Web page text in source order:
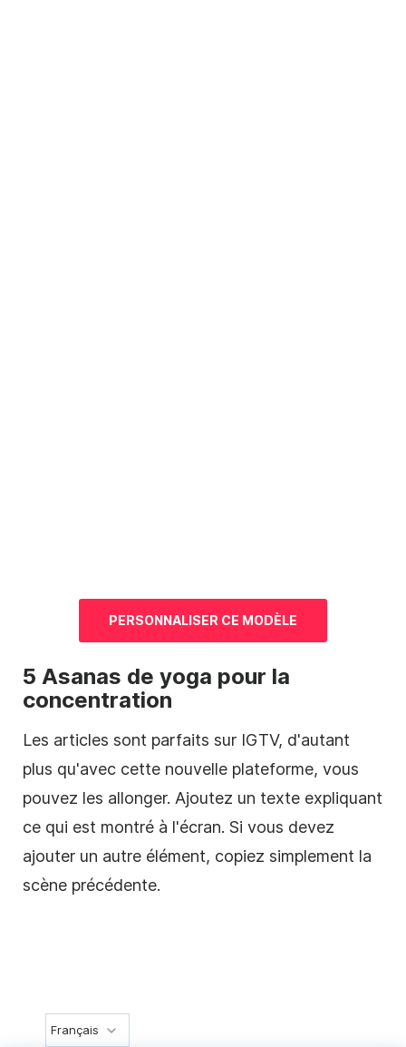
PERSONNALISER CE MODÈLE
5 Asanas de yoga pour la
concentration
Les articles sont parfaits sur IGTV, d'autant
plus qu'avec cette nouvelle plateforme, vous
pouvez les allonger. Ajoutez un texte expliquant
ce qui est montré à l'écran. Si vous devez
ajouter un autre élément, copiez simplement la
scène précédente.
Français